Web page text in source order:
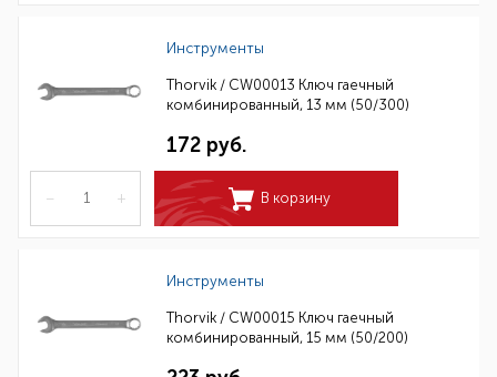
Инструменты
Thorvik / CW00013 Ключ гаечный
комбинированный, 13 мм (50/300)
172 руб.
– + В корзину
Инструменты
Thorvik / CW00015 Ключ гаечный
комбинированный, 15 мм (50/200)